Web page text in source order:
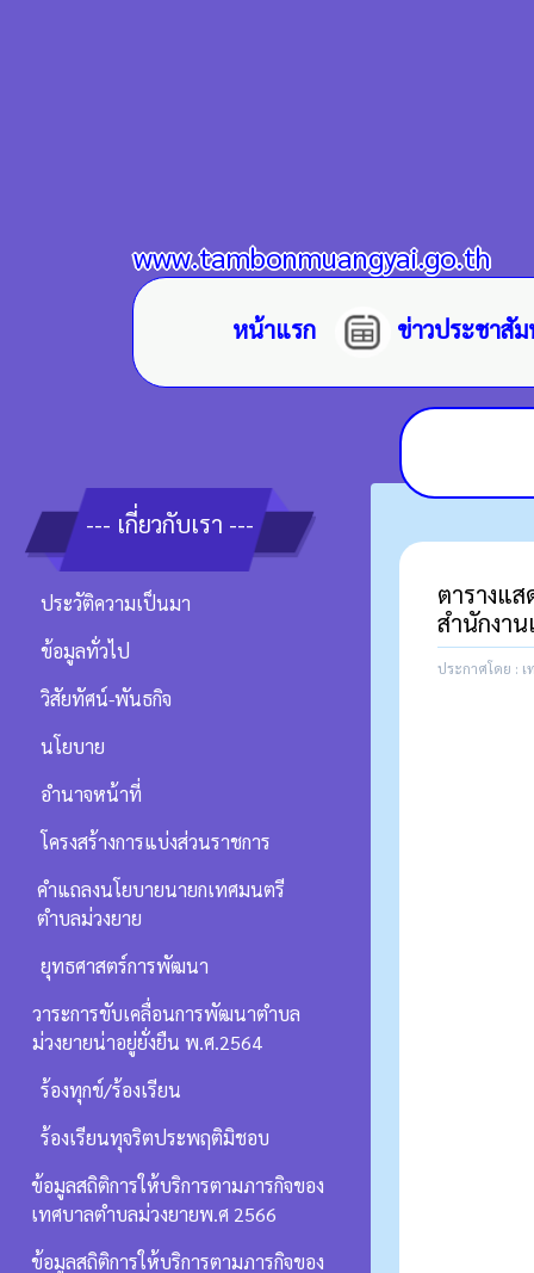
www.tambonmuangyai.go.th
หน้าแรก ข่าวประชาสั
--- เกี่ยวกับเรา ---
ประวัติความเป็นมา
ข้อมูลทั่วไป
วิสัยทัศน์-พันธกิจ
นโยบาย
อำนาจหน้าที่
โครงสร้างการแบ่งส่วนราชการ
คำแถลงนโยบายนายกเทศมนตรี
ตำบลม่วงยาย
ยุทธศาสตร์การพัฒนา
วาระการขับเคลื่อนการพัฒนาตำบล
ม่วงยายน่าอยู่ยั่งยืน พ.ศ.2564
ร้องทุกข์/ร้องเรียน
ร้องเรียนทุจริตประพฤติมิชอบ
ข้อมูลสถิติการให้บริการตามภารกิจของ
เทศบาลตำบลม่วงยายพ.ศ 2566
ข้อมูลสถิติการให้บริการตามภารกิจของ
ตารางแส
สำนักงาน
ประกาศโดย :